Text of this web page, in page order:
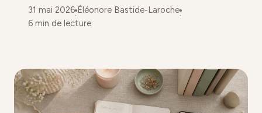
31 mai 2026
·
Éléonore Bastide-Laroche
·
6 min de lecture